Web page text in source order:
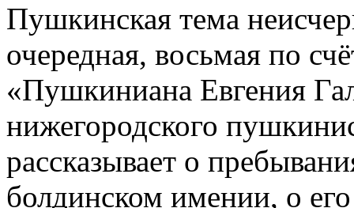
Пушкинская тема
очередная, восьмая по
«Пушкиниана Евгения
нижегородского
рассказывает о
болдинском имении, о